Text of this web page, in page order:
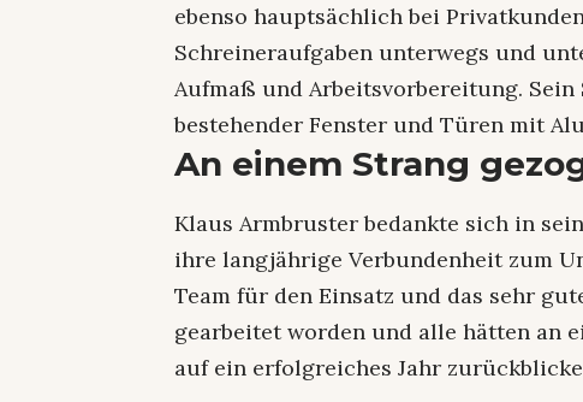
ebenso hauptsächlich bei
Schreineraufgaben unterwegs und
Aufmaß und Arbeitsvorbereitung.
bestehender Fenster und Türen mit
An einem Strang
Klaus Armbruster bedankte sich in
ihre langjährige Verbundenheit zum
Team für den Einsatz und das sehr
gearbeitet worden und alle hätten an
auf ein erfolgreiches Jahr